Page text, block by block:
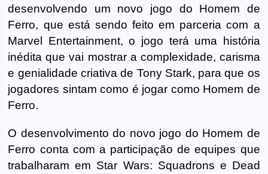
desenvolvendo um novo jogo do Homem de
Ferro, que está sendo feito em parceria com a
Marvel Entertainment, o jogo terá uma história
inédita que vai mostrar a complexidade, carisma
e genialidade criativa de Tony Stark, para que os
jogadores sintam como é jogar como Homem de
Ferro.
O desenvolvimento do novo jogo do Homem de
Ferro conta com a participação de equipes que
trabalharam em Star Wars: Squadrons e Dead